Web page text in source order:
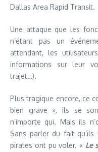
Dallas Area Rapid Transit.
Une attaque que les
n’étant pas un
attendant, les
informations sur leur
trajet…).
Plus tragique encore, ce
bien grave », ils se
n’importe qui. Mais ils
Sans parler du fait
pirates ont pu voler. « Le